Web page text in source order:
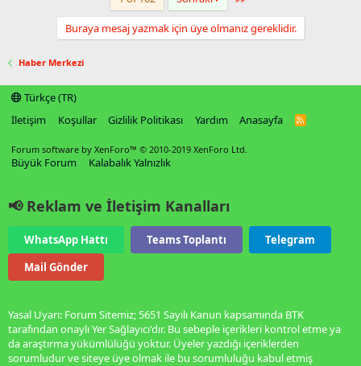
Buraya mesaj yazmak için üye olmanız gereklidir.
Haber Merkezi
Türkçe (TR)
İletişim
Koşullar Gizlilik Politikası Yardım Anasayfa
R
Forum software by XenForo™ © 2010-2019 XenForo Ltd.
Büyük Forum Kalabalık Yalnızlık
📢 Reklam ve İletişim Kanalları
WhatsApp Hattı Teams Toplantı
Telegram
Mail Gönder
Yasal Uyarı: Forum Sitemiz; 5651 Sayılı Kanun kapsamında BTK
tarafından onaylı Yer Sağlayıcı'dır. Bu sebeple içerikleri kontrol etme ya
da araştırma yükümlülüğü yoktur. Üyeler yazdığı içeriklerden
sorumludur ve siteye üye olmak ile bu sorumluluğu kabul etmiş